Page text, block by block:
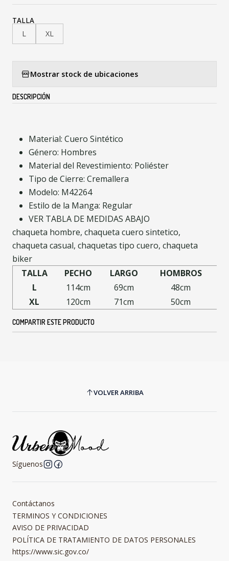
TALLA
L
XL
Mostrar stock de ubicaciones
DESCRIPCIÓN
Material: Cuero Sintético
Género: Hombres
Material del Revestimiento: Poliéster
Tipo de Cierre: Cremallera
Modelo: M42264
Estilo de la Manga: Regular
VER TABLA DE MEDIDAS ABAJO
chaqueta hombre, chaqueta cuero sintetico,
chaqueta casual, chaquetas tipo cuero, chaqueta
biker
TALLA
PECHO LARGO HOMBROS
L
114cm 69cm 48cm
XL
120cm 71cm 50cm
COMPARTIR ESTE PRODUCTO
VOLVER ARRIBA
Síguenos
Contáctanos
TERMINOS Y CONDICIONES
AVISO DE PRIVACIDAD
POLÍTICA DE TRATAMIENTO DE DATOS PERSONALES
https://www.sic.gov.co/